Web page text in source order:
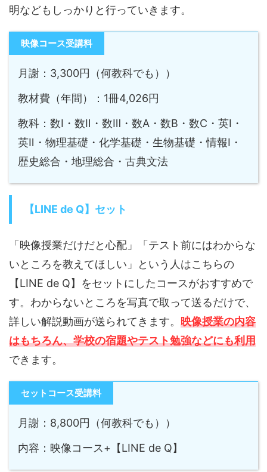
明などもしっかりと行っていきます。
映像コース受講料
月謝：3,300円（何教科でも））
教材費（年間）：1冊4,026円
教科：数Ⅰ・数Ⅱ・数Ⅲ・数A・数B・数C・英Ⅰ・
英Ⅱ・物理基礎・化学基礎・生物基礎・情報Ⅰ・
歴史総合・地理総合・古典文法
【LINE de Q】セット
「映像授業だけだと心配」「テスト前にはわからな
いところを教えてほしい」という人はこちらの
【LINE de Q】をセットにしたコースがおすすめで
す。わからないところを写真で取って送るだけで、
詳しい解説動画が送られてきます。 映像授業の内容
はもちろん、学校の宿題やテスト勉強などにも利用
できます。
セットコース受講料
月謝：8,800円（何教科でも））
内容：映像コース+【LINE de Q】